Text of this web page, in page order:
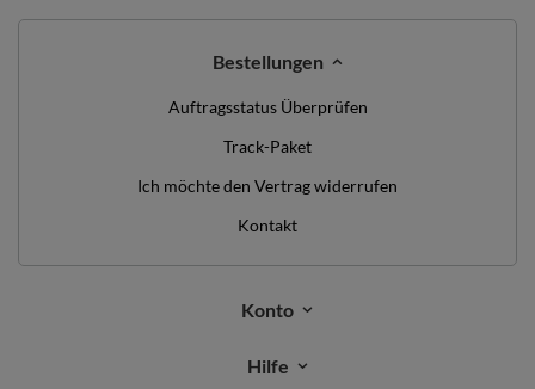
Bestellungen
Auftragsstatus Überprüfen
Track-Paket
Ich möchte den Vertrag widerrufen
Kontakt
Konto
Hilfe